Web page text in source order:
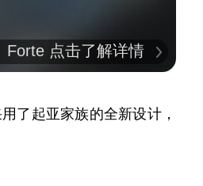
Forte 点击了解详情
了起亚家族的全新设计，